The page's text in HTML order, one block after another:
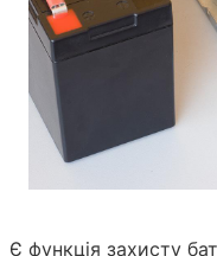
Є функція захисту